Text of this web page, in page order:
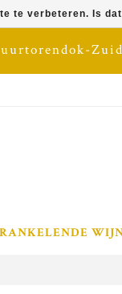
te verbeteren. Is